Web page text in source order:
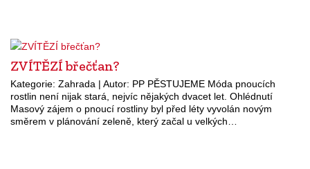
ZVÍTĚZÍ břečťan?
Kategorie: Zahrada | Autor: PP PĚSTUJEME Móda pnoucích
rostlin není nijak stará, nejvíc nějakých dvacet let. Ohlédnutí
Masový zájem o pnoucí rostliny byl před léty vyvolán novým
směrem v plánování zeleně, který začal u velkých…